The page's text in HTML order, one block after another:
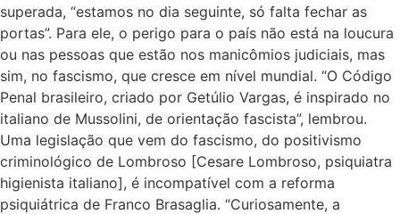
superada, “estamos no dia seguinte, só falta fechar as
portas”. Para ele, o perigo para o país não está na loucura
ou nas pessoas que estão nos manicômios judiciais, mas
sim, no fascismo, que cresce em nível mundial. “O Código
Penal brasileiro, criado por Getúlio Vargas, é inspirado no
italiano de Mussolini, de orientação fascista”, lembrou.
Uma legislação que vem do fascismo, do positivismo
criminológico de Lombroso [Cesare Lombroso, psiquiatra
higienista italiano], é incompatível com a reforma
psiquiátrica de Franco Brasaglia. “Curiosamente, a